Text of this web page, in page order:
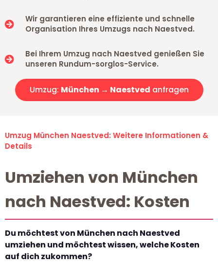
Wir garantieren eine effiziente und schnelle
Organisation Ihres Umzugs nach Naestved.
Bei Ihrem Umzug nach Naestved genießen Sie
unseren Rundum-sorglos-Service.
Umzug: München → Naestved anfragen
Umzug München Naestved: Weitere Informationen &
Details
Umziehen von München
nach Naestved: Kosten
Du möchtest von München nach Naestved
umziehen und möchtest wissen, welche Kosten
auf dich zukommen?